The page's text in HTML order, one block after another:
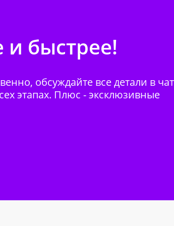
быстрее!
обсуждайте все детали в
этапах. Плюс - эксклюзивные